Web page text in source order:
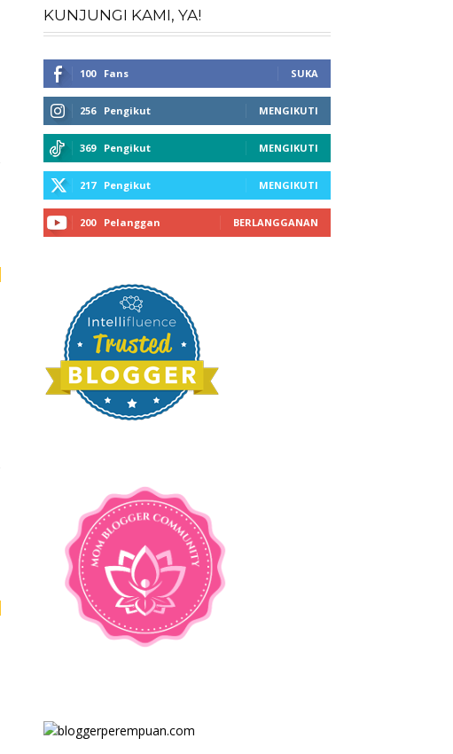
KUNJUNGI KAMI, YA!
100 Fans SUKA
256 Pengikut MENGIKUTI
369 Pengikut MENGIKUTI
217 Pengikut MENGIKUTI
200 Pelanggan BERLANGGANAN